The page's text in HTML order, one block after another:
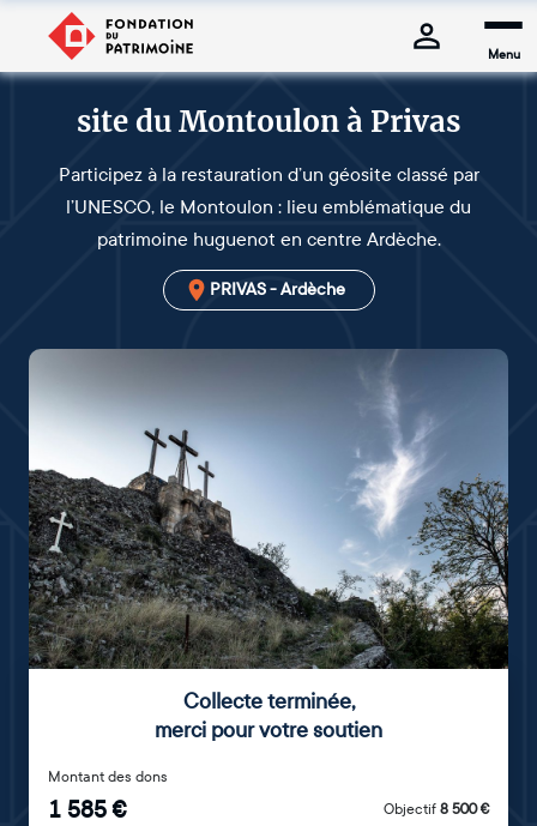
Menu
site du Montoulon à Privas
Participez à la restauration d’un géosite classé par
l’UNESCO, le Montoulon : lieu emblématique du
patrimoine huguenot en centre Ardèche.
PRIVAS - Ardèche
Collecte terminée,
merci pour votre soutien
Montant des dons
1 585€ Objectif 8 500€